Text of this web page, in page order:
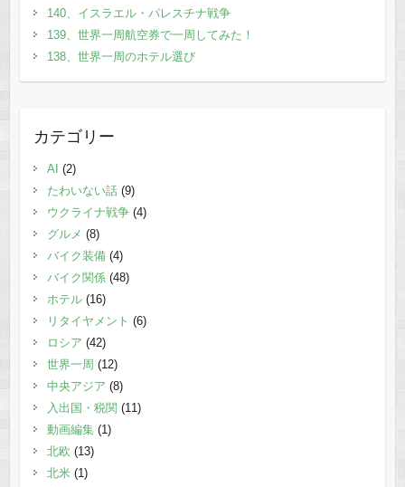
140、イスラエル・パレスチナ戦争
139、世界一周航空券で一周してみた！
138、世界一周のホテル選び
カテゴリー
AI (2)
たわいない話(9)
ウクライナ戦争(4)
グルメ (8)
バイク装備(4)
バイク関係(48)
ホテル(16)
リタイヤメント (6)
ロシア (42)
世界一周 (12)
中央アジア (8)
入出国・税関 (11)
動画編集 (1)
北欧 (13)
北米(1)